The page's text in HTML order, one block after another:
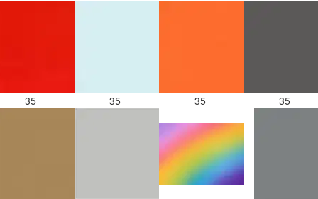
35 35 35 35